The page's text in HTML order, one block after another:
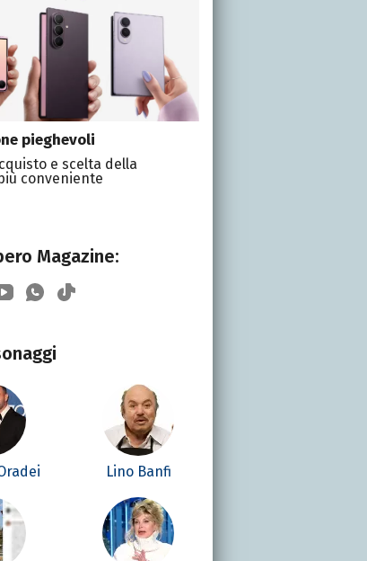
pieghevoli
e scelta della
conveniente
Magazine:
Lino Banfi